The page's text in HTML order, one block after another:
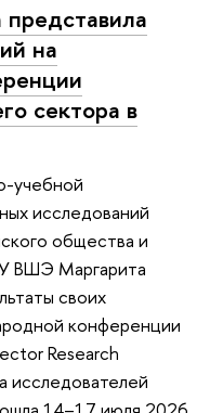
на
сектора в
учебной
исследований
общества и
ВШЭ Маргарита
своих
конференции
Research